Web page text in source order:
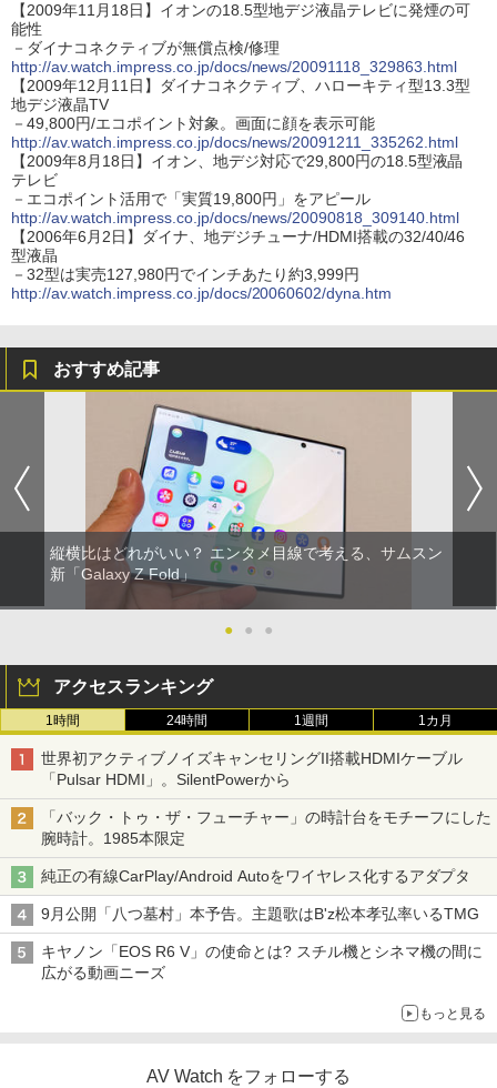
【2009年11月18日】イオンの18.5型地デジ液晶テレビに発煙の可
能性
－ダイナコネクティブが無償点検/修理
http://av.watch.impress.co.jp/docs/news/20091118_329863.html
【2009年12月11日】ダイナコネクティブ、ハローキティ型13.3型
地デジ液晶TV
－49,800円/エコポイント対象。画面に顔を表示可能
http://av.watch.impress.co.jp/docs/news/20091211_335262.html
【2009年8月18日】イオン、地デジ対応で29,800円の18.5型液晶
テレビ
－エコポイント活用で「実質19,800円」をアピール
http://av.watch.impress.co.jp/docs/news/20090818_309140.html
【2006年6月2日】ダイナ、地デジチューナ/HDMI搭載の32/40/46
型液晶
－32型は実売127,980円でインチあたり約3,999円
http://av.watch.impress.co.jp/docs/20060602/dyna.htm
おすすめ記事
縦横比はどれがいい？ エンタメ目線で考える、サムスン
新「Galaxy Z Fold」
● ● ●
アクセスランキング
1時間 24時間 1週間 1カ月
世界初アクティブノイズキャンセリングII搭載HDMIケーブル
「Pulsar HDMI」。SilentPowerから
「バック・トゥ・ザ・フューチャー」の時計台をモチーフにした
腕時計。1985本限定
純正の有線CarPlay/Android Autoをワイヤレス化するアダプタ
9月公開「八つ墓村」本予告。主題歌はB'z松本孝弘率いるTMG
キヤノン「EOS R6 V」の使命とは? スチル機とシネマ機の間に
広がる動画ニーズ
もっと見る
AV Watch をフォローする